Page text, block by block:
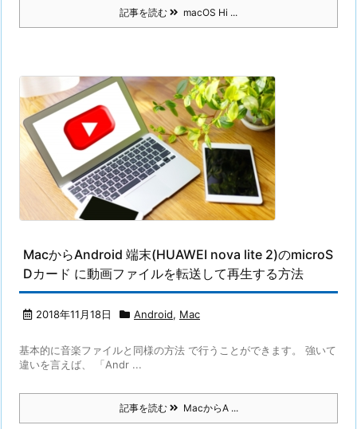
記事を読む macOS Hi ...
MacからAndroid 端末(HUAWEI nova lite 2)のmicroS
Dカード に動画ファイルを転送して再生する方法
2018年11月18日 Android, Mac
基本的に音楽ファイルと同様の方法 で行うことができます。 強いて
違いを言えば、 「Andr ...
記事を読む MacからA ...